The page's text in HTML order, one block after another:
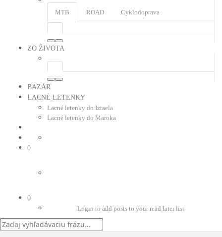
MTB ROAD Cyklodoprava
ZO ŽIVOTA
BAZÁR
LACNÉ LETENKY
Lacné letenky do Izraela
Lacné letenky do Maroka
0
0
Login to add posts to your read later list